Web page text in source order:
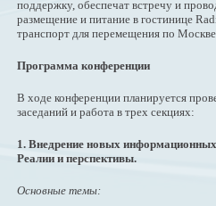
поддержку, обеспечат встречу и
размещение и питание в гостинице
транспорт для перемещения по
Программа конференции
В ходе конференции планируется
заседаний и работа в трех секциях:
1. Внедрение новых
Реалии и перспективы.
Основные темы: